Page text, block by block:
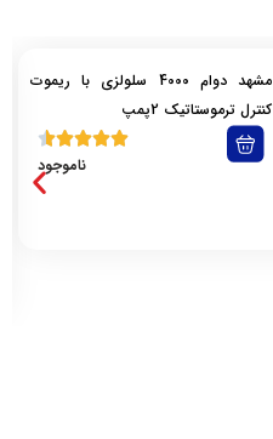
مشهد دوام 4000 سلولزی با ریموت
کنترل ترموستاتیک 2پمپ
ناموجود